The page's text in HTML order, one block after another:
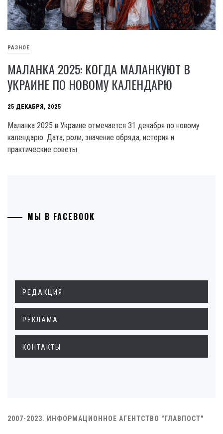
РАЗНОЕ
МАЛАНКА 2025: КОГДА МАЛАНКУЮТ В
УКРАИНЕ ПО НОВОМУ КАЛЕНДАРЮ
25 ДЕКАБРЯ, 2025
Маланка 2025 в Украине отмечается 31 декабря по новому
календарю. Дата, роли, значение обряда, история и
практические советы
МЫ В FACEBOOK
РЕДАКЦИЯ
РЕКЛАМА
КОНТАКТЫ
2007-2023. ИНФОРМАЦИОННОЕ АГЕНТСТВО "ГЛАВПОСТ"